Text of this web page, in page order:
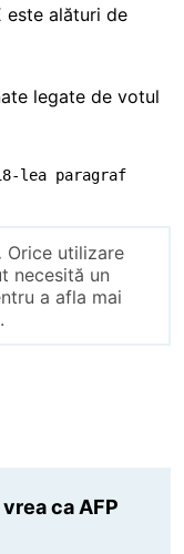
este alături de
legate de votul
lea paragraf
Orice utilizare
necesită un
a afla mai
ca AFP